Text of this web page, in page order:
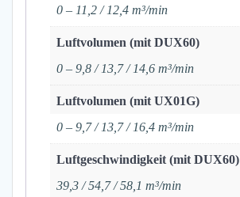
0 – 11,2 / 12,4 m³/min
Luftvolumen (mit DUX60)
0 – 9,8 / 13,7 / 14,6 m³/min
Luftvolumen (mit UX01G)
0 – 9,7 / 13,7 / 16,4 m³/min
Luftgeschwindigkeit (mit DUX60)
39,3 / 54,7 / 58,1 m³/min